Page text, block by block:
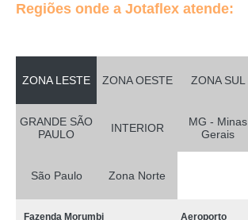
Regiões onde a Jotaflex atende:
ZONA LESTE ZONA OESTE ZONA SUL
GRANDE SÃO
PAULO
INTERIOR
MG - Minas
Gerais
São Paulo Zona Norte
Fazenda Morumbi Aeroporto